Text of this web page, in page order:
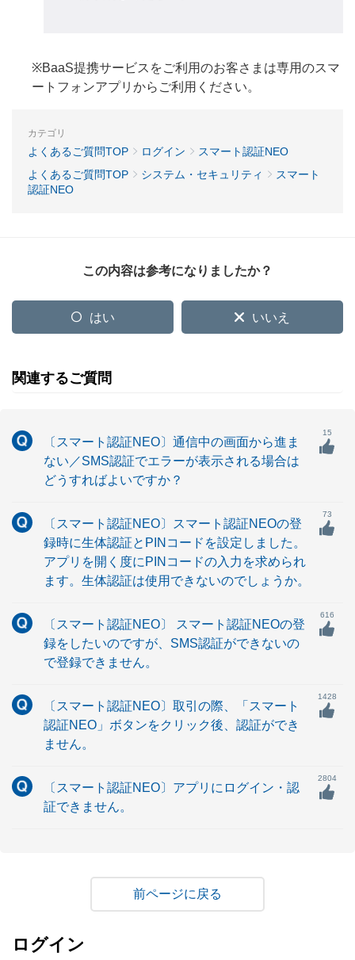
※BaaS提携サービスをご利用のお客さまは専用のスマ
ートフォンアプリからご利用ください。
カテゴリ
よくあるご質問TOP ログイン
スマート認証NEO
よくあるご質問TOP
システム・セキュリティ
スマート
認証NEO
この内容は参考になりましたか？
はい いいえ
関連するご質問
〔スマート認証NEO〕通信中の画面から進ま
ない／SMS認証でエラーが表示される場合は
どうすればよいですか？
15
〔スマート認証NEO〕スマート認証NEOの登
録時に生体認証とPINコードを設定しました。
アプリを開く度にPINコードの入力を求められ
ます。生体認証は使用できないのでしょうか。
73
〔スマート認証NEO〕 スマート認証NEOの登
録をしたいのですが、SMS認証ができないの
で登録できません。
616
〔スマート認証NEO〕取引の際、「スマート
認証NEO」ボタンをクリック後、認証ができ
ません。
1428
〔スマート認証NEO〕アプリにログイン・認
証できません。
2804
戻る
ログイン